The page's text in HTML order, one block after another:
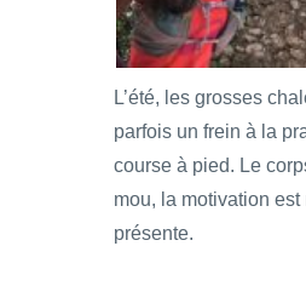
L’été, les grosses
parfois un frein à la
course à pied. Le
mou, la motivation est
présente.